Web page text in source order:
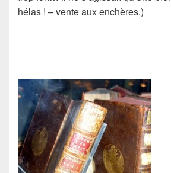
hélas ! – vente aux enchères.)